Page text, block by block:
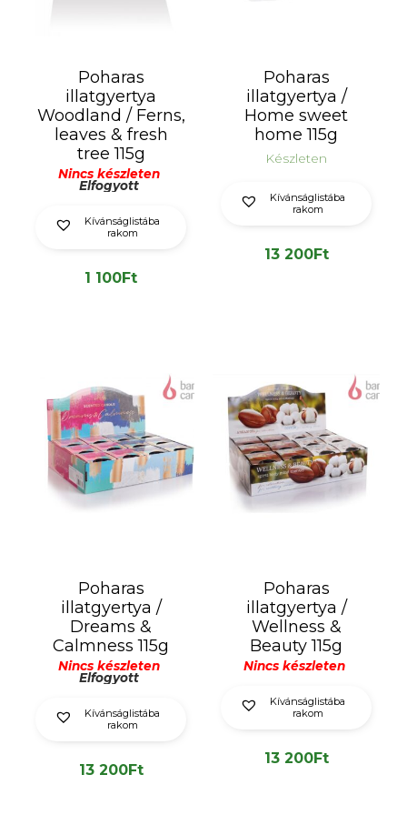
Poharas
illatgyertya
Woodland / Ferns,
leaves & fresh
tree 115g
Nincs készleten
Elfogyott
Kívánságlistába
rakom
1 100Ft
Poharas
illatgyertya /
Home sweet
home 115g
Készleten
Kívánságlistába
rakom
13 200Ft
Poharas
illatgyertya /
Dreams &
Calmness 115g
Nincs készleten
Elfogyott
Kívánságlistába
rakom
13 200Ft
Poharas
illatgyertya /
Wellness &
Beauty 115g
Nincs készleten
Kívánságlistába
rakom
13 200Ft